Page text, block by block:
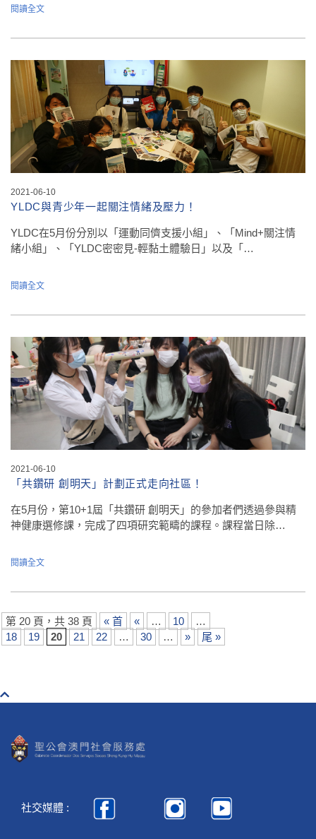
閱讀全文
2021-06-10
YLDC與青少年一起關注情緒及壓力！
YLDC在5月份分別以「運動同儕支援小組」、「Mind+關注情
緒小組」、「YLDC密密見-輕黏土體驗日」以及「…
閱讀全文
2021-06-10
「共鑽研 創明天」計劃正式走向社區！
在5月份，第10+1屆「共鑽研 創明天」的參加者們透過參與精
神健康選修課，完成了四項研究範疇的課程。課程當日除…
閱讀全文
第 20 頁，共 38 頁 « 首 « … 10
…
18
19 20 21 22 … 30 … » 尾 »
社交媒體 :